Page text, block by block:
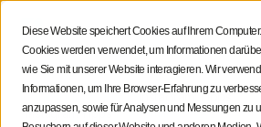
Diese Website speichert Cookies auf Ihrem
Cookies werden verwendet, um Informationen
wie Sie mit unserer Website interagieren. Wir
Informationen, um Ihre Browser-Erfahrung zu
anzupassen, sowie für Analysen und Messungen zu
Iconosquare -Blog Instagram Tipps
Instagram Tipps February 20, 2023